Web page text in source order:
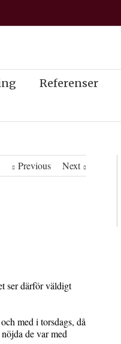
Referenser
Previous Next
ser därför väldigt
med i torsdags, då
de var med